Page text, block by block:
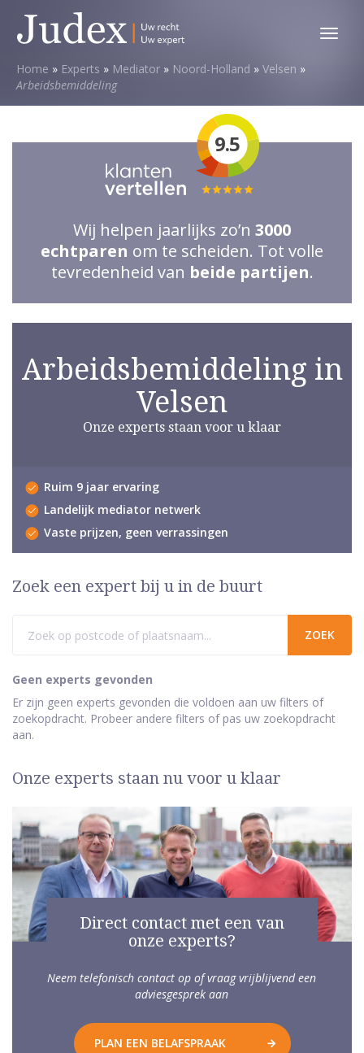
Toggle
Home » Experts » Mediator » Noord-Holland » Velsen »
Arbeidsbemiddeling
9.5
Totale
waardering:
5
van
Wij helpen jaarlijks zo’n 3000
echtparen om te scheiden. Tot volle
tevredenheid van beide partijen.
Arbeidsbemiddeling in
Velsen
Onze experts staan voor u klaar
Ruim 9 jaar ervaring
Landelijk mediator netwerk
Vaste prijzen, geen verrassingen
Zoek een expert bij u in de buurt
Geen experts gevonden
Er zijn geen experts gevonden die voldoen aan uw filters of
zoekopdracht. Probeer andere filters of pas uw zoekopdracht
aan.
Onze experts staan nu voor u klaar
Direct contact met een van
onze experts?
Neem telefonisch contact op of vraag vrijblijvend een
adviesgesprek aan
PLAN EEN BELAFSPRAAK